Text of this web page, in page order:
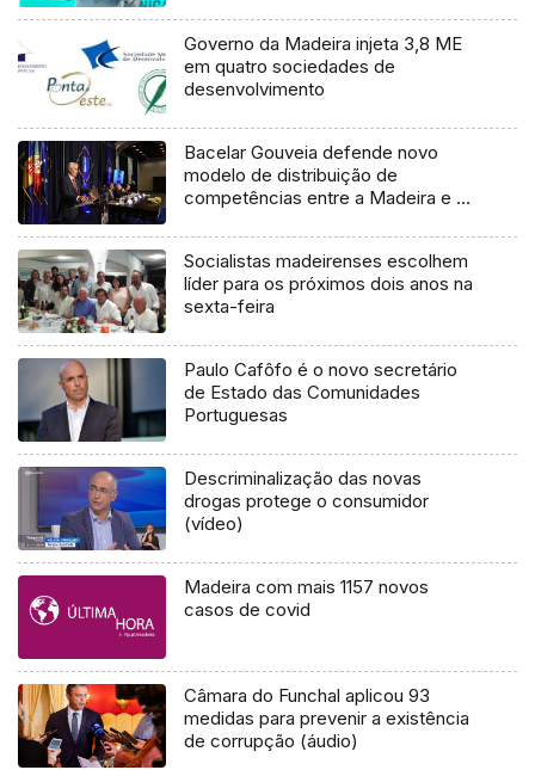
Governo da Madeira injeta 3,8 ME
em quatro sociedades de
desenvolvimento
Bacelar Gouveia defende novo
modelo de distribuição de
competências entre a Madeira e o
Socialistas madeirenses escolhem
líder para os próximos dois anos na
sexta-feira
Paulo Cafôfo é o novo secretário
de Estado das Comunidades
Portuguesas
Descriminalização das novas
drogas protege o consumidor
(vídeo)
Madeira com mais 1157 novos
casos de covid
Câmara do Funchal aplicou 93
medidas para prevenir a existência
de corrupção (áudio)